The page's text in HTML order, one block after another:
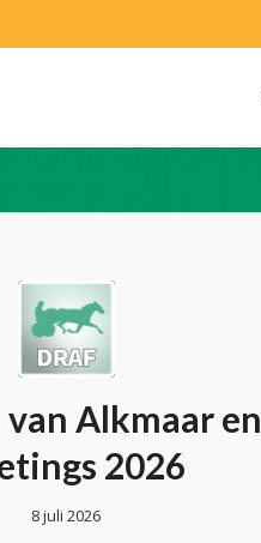
Alkmaar
2026
8 juli 2026